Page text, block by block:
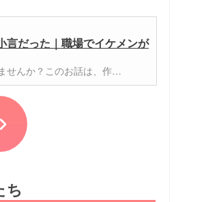
言だった｜職場でイケメンが
せんか？このお話は、作…
ち